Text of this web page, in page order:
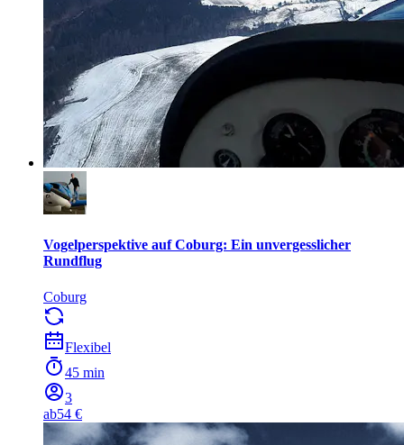
Vogelperspektive auf Coburg: Ein unvergesslicher
Rundflug
Coburg
Flexibel
45 min
3
ab54 €